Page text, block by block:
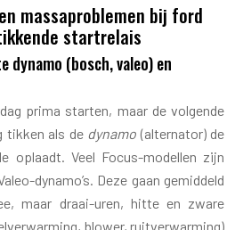
massaproblemen bij ford
startrelais
dynamo (bosch, valeo) en
prima starten, maar de volgende
tikken als de dynamo (alternator) de
oplaadt. Veel Focus-modellen zijn
dynamo’s. Deze gaan gemiddeld
maar draai-uren, hitte en zware
blower, ruitverwarming)